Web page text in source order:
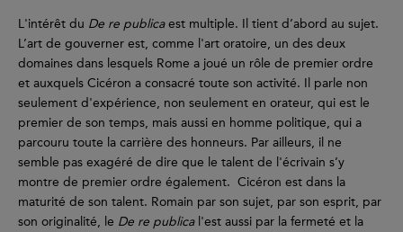
L'intérêt du De re publicaest multiple. Il tient d’abord au sujet.
L’art de gouverner est, comme l'art oratoire, un des deux
domaines dans lesquels Rome a joué un rôle de premier ordre
et auxquels Cicéron a consacré toute son activité. Il parle non
seulement d'expérience, non seulement en orateur, qui est le
premier de son temps, mais aussi en homme politique, qui a
parcouru toute la carrière des honneurs. Par ailleurs, il ne
semble pas exagéré de dire que le talent de l'écrivain s’y
montre de premier ordre également. Cicéron est dans la
maturité de son talent. Romain par son sujet, par son esprit, par
son originalité, le De re publica l'est aussi par la fermeté et la